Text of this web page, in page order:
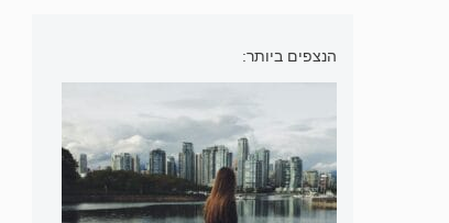
הנצפים ביותר: